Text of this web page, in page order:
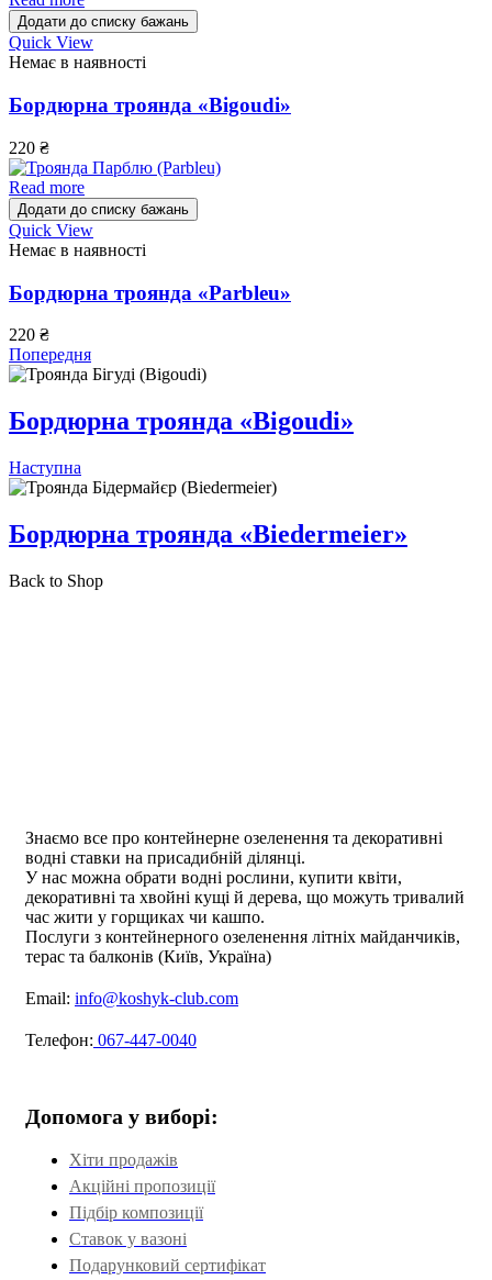
Додати до списку бажань
Quick View
Немає в наявності
Бордюрна троянда «Bigoudi»
220 ₴
Read more
Додати до списку бажань
Quick View
Немає в наявності
Бордюрна троянда «Parbleu»
220 ₴
Попередня
Бордюрна троянда «Bigoudi»
Наступна
Бордюрна троянда «Biedermeier»
Back to Shop
Знаємо все про контейнерне озеленення та декоративні
водні ставки на присадибній ділянці.
У нас можна обрати водні рослини, купити квіти,
декоративні та хвойні кущі й дерева, що можуть тривалий
час жити у горщиках чи кашпо.
Послуги з контейнерного озеленення літніх майданчиків,
терас та балконів (Київ, Україна)
Email: info@koshyk-club.com
Телефон: 067-447-0040
Допомога у виборі:
Хіти продажів
Акційні пропозиції
Підбір композиції
Ставок у вазоні
Подарунковий сертифікат